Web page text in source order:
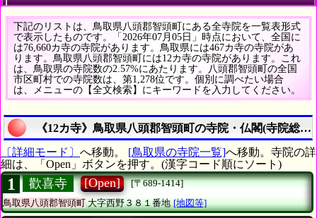
下記のリストは、鳥取県八頭郡智頭町にある全寺院を一覧表形式
で表示したものです。「2026年07月05日」時点において、全国に
は76,660カ寺の寺院があります。鳥取県には467カ寺の寺院があ
ります。鳥取県八頭郡智頭町には12カ寺の寺院があります。これ
は、鳥取県の寺院数の2.57%にあたります。八頭郡智頭町の全国
市区町村での寺院数は、第1,278位です。個別に調べたい場合
は、メニューの【全文検索】にキーワードを入力してください。
《12カ寺》鳥取県八頭郡智頭町の寺院・仏閣(寺院総
〔詳細モード〕 へ移動。 [鳥取県の寺院一覧]へ移動。寺院の詳
細は、「Open」ボタンを押す。(漢字コード順にソート)
1 歡喜寺 [Open]
[〒689-1414]
鳥取県八頭郡智頭町大字西野３８１番地 [地図等]